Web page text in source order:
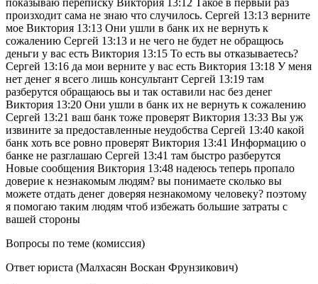
произходит сама не знаю что случилось. Сергей 13:13 верните
мое Виктория 13:13 Они ушли в банк их не вернуть к
сожалению Сергей 13:13 и не чего не будет не обращюсь
деньги у вас есть Виктория 13:15 То есть вы отказываетесь?
Сергей 13:16 да мои верните у вас есть Виктория 13:18 У меня
нет денег я всего лишь консультант Сергей 13:19 там
разберутся обращаюсь вы и так оставили нас без денег
Виктория 13:20 Они ушли в банк их не вернуть к сожалению
Сергей 13:21 ваш банк тоже проверят Виктория 13:33 Вы уж
извините за предоставленные неудобства Сергей 13:40 какой
банк хоть все ровно проверят Виктория 13:41 Информацию о
банке не разглашаю Сергей 13:41 там быстро разберутся
Новые сообщения Виктория 13:48 надеюсь теперь пропало
доверие к незнакомым людям? вы понимаете сколько вы
можете отдать денег доверяя незнакомому человеку? поэтому
я помогаю таким людям чтоб избежать большие затраты с
вашей стороны
Вопросы по теме (комиссия)
Ответ юриста (Малхасян Воскан Фрунзикович)